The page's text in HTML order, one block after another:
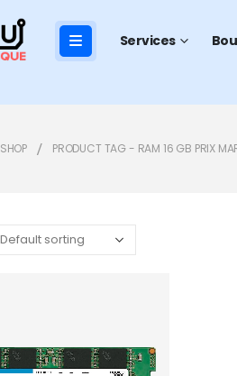
Services
SHOP PRODUCT TAG - RAM 16 GB PRIX